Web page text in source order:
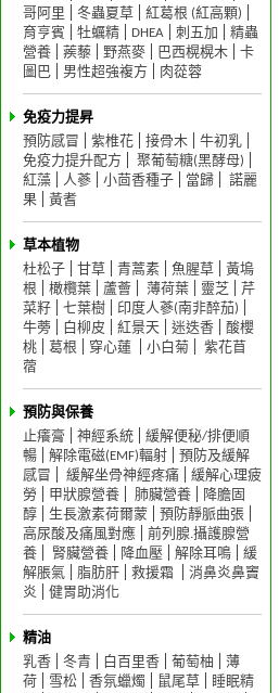
哥阿里
冬蟲夏草
紅葛根 (紅高顆)
育亨賓
牡蠣精 DHEA 刺五加
精蟲
營養
蒺藜 野燕麥 巴西榥榥木
卡
圖巴
男性超強複方 肉蓯蓉
免疫力提昇
預防感冒
紫椎花 接骨木
牛初乳
免疫力提升配方
聚葡萄糖(黑酵母)
紅藻
人蔘 小茴香種子 當歸
諾麗
果
黃耆
草本植物
杜松子
甘草 青蒿素 魚腥草
黃塢
根
橄欖葉 蘆薈 薄荷葉 靈芝
芹
菜籽
七葉樹
印度人蔘(南非醉茄)
牛蒡
白柳皮 紅景天 迷迭香
酸櫻
桃
葛根 穿心蓮 小白菊
紫花苜
蓿
預防與保養
止癢膏
神經系統
緩解便秘/排便順
暢
解除電磁(EMF)輻射
預防及緩解
感冒
緩解坐骨神經疼痛
緩解心理疲
勞
甲狀腺營養 肺臟營養
降膽固
醇
生長激素荷爾蒙
預防靜脈曲張
高尿酸及痛風對應
前列腺.攝護腺營
養
腎臟營養 降血壓 解除耳鳴
緩
解脹氣
脂肪肝 救援霜
消鼻炎鼻竇
炎
健胃助消化
精油
乳香
冬青 白百里香 葡萄柚
薄
荷
雪松 香氛蠟燭 鼠尾草
睡眠精